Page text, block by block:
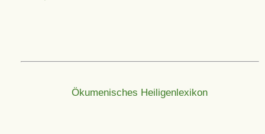
Ökumenisches Heiligenlexikon